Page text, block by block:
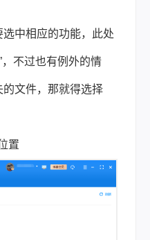
中相应的功能，此处
，不过也有例外的情
文件，那就得选择
置